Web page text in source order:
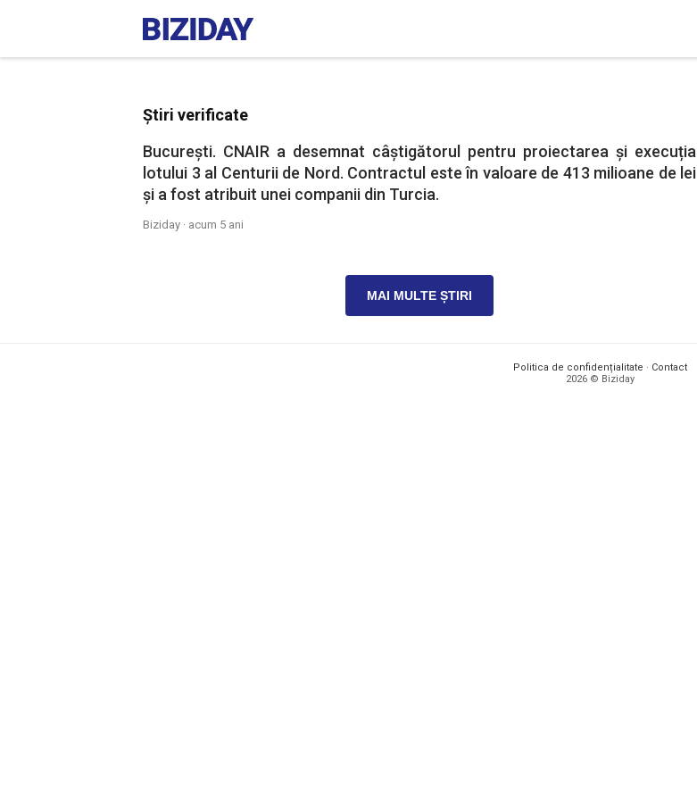
Știri verificate
București. CNAIR a desemnat câștigătorul pentru proiectarea și execuția
lotului 3 al Centurii de Nord. Contractul este în valoare de 413 milioane de lei
și a fost atribuit unei companii din Turcia.
Biziday · acum 5 ani
MAI MULTE ȘTIRI
Politica de confidențialitate · Contact
2026 © Biziday